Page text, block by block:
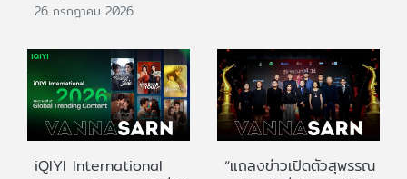
26 กรกฎาคม 2026
iQIYI International
“แถลงข่าวเปิดตัวสุพรรณ